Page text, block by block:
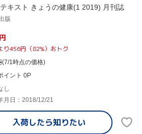
キスト きょうの健康(1 2019) 月刊誌
版
円
り456円（82%）おトク
(7/1時点の価格)
イント 0P
し
月日：2018/12/21
入荷したら知りたい